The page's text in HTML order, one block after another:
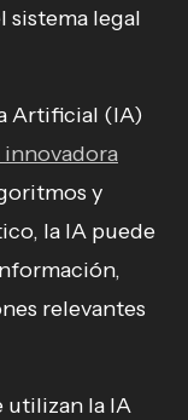
sistema legal
Artificial (IA)
y
la IA puede
relevantes
utilizan la IA